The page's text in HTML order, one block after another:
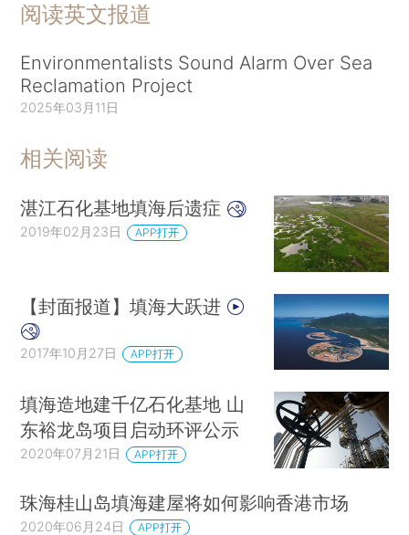
阅读英文报道
Environmentalists Sound Alarm Over Sea
Reclamation Project
2025年03月11日
相关阅读
湛江石化基地填海后遗症
2019年02月23日 APP打开
【封面报道】填海大跃进
2017年10月27日 APP打开
填海造地建千亿石化基地 山
东裕龙岛项目启动环评公示
2020年07月21日 APP打开
珠海桂山岛填海建屋将如何影响香港市场
2020年06月24日 APP打开